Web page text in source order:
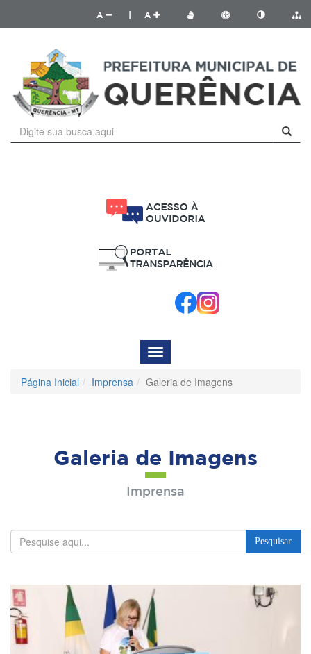
A A
Menu
de
Navegação
Página Inicial Imprensa Galeria de Imagens
Galeria de Imagens
Imprensa
Pesquisar